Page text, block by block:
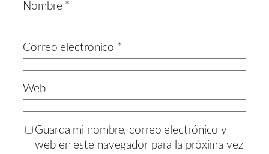
Nombre *
Correo electrónico *
Web
Guarda mi nombre, correo electrónico y
web en este navegador para la próxima vez